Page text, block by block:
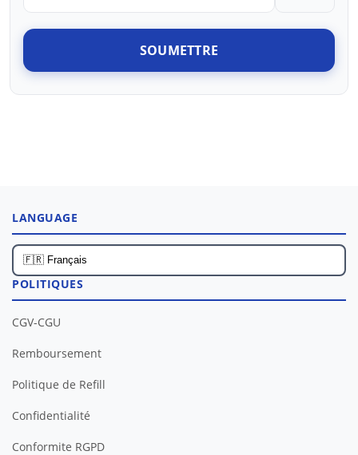
SOUMETTRE
LANGUAGE
POLITIQUES
CGV-CGU
Remboursement
Politique de Refill
Confidentialité
Conformite RGPD